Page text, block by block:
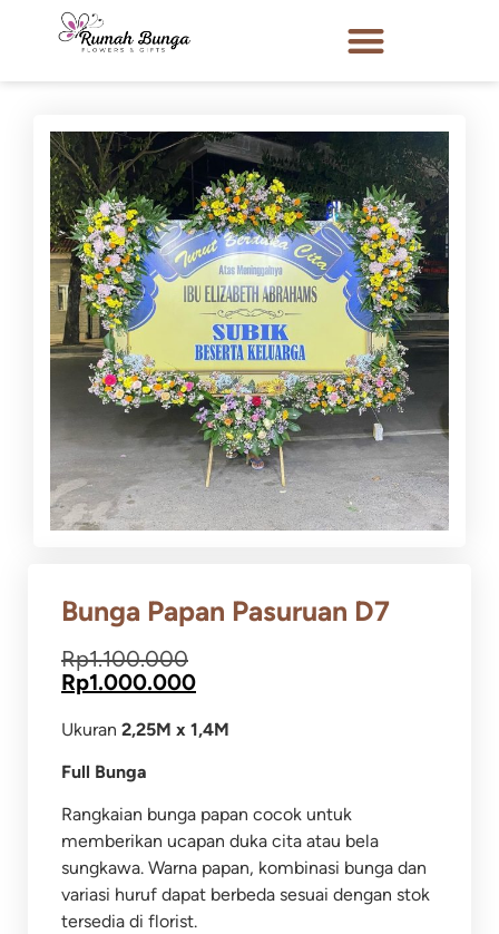
Bunga Papan Pasuruan D7
Rp1.100.000
Rp1.000.000
Ukuran 2,25M x 1,4M
Full Bunga
Rangkaian bunga papan cocok untuk
memberikan ucapan duka cita atau bela
sungkawa. Warna papan, kombinasi bunga dan
variasi huruf dapat berbeda sesuai dengan stok
tersedia di florist.